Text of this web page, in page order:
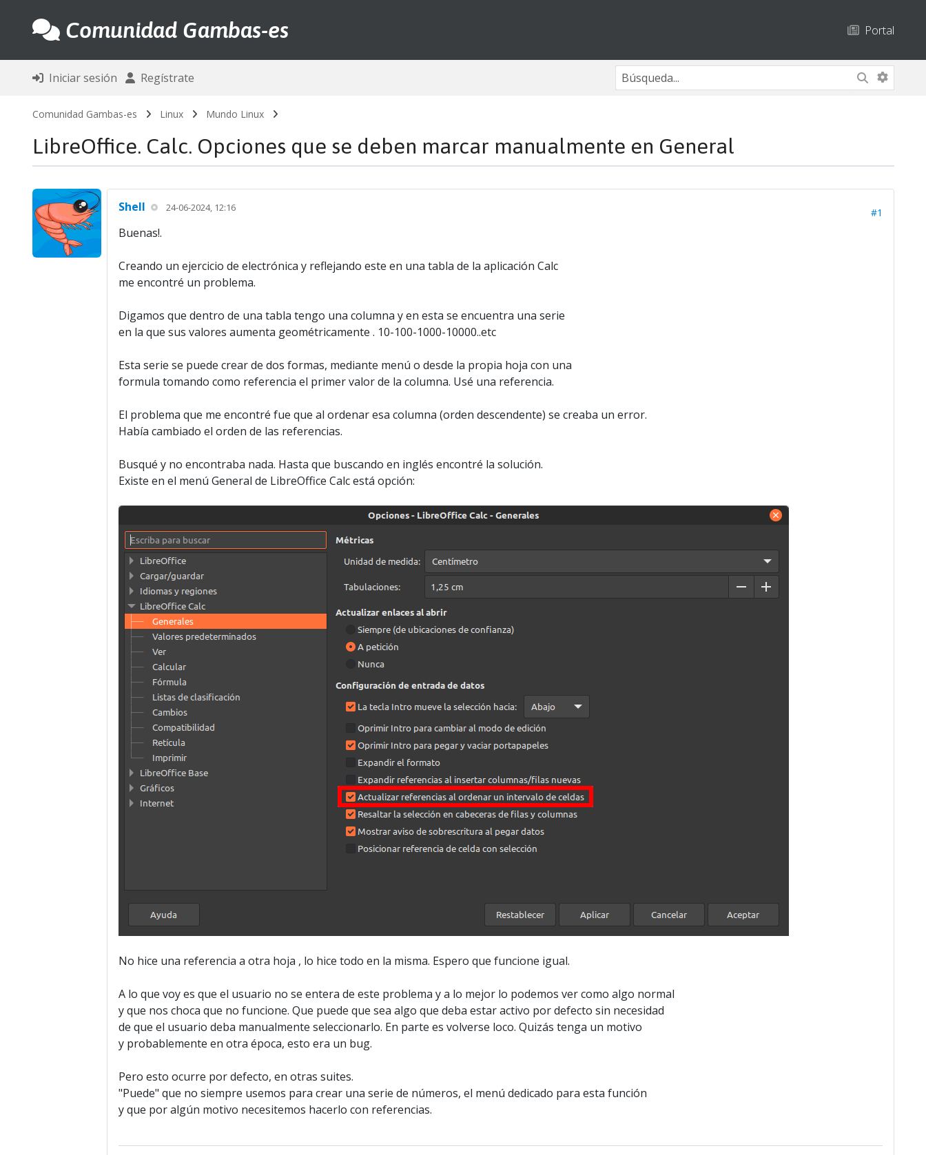
Comunidad Gambas-es Portal
Iniciar sesión Regístrate
Comunidad Gambas-es Linux Mundo Linux
LibreOffice. Calc. Opciones que se deben marcar manualmente en General
Shell 24-06-2024, 12:16 #1
Buenas!.
Creando un ejercicio de electrónica y reflejando este en una tabla de la aplicación Calc
me encontré un problema.
Digamos que dentro de una tabla tengo una columna y en esta se encuentra una serie
en la que sus valores aumenta geométricamente . 10-100-1000-10000..etc
Esta serie se puede crear de dos formas, mediante menú o desde la propia hoja con una
formula tomando como referencia el primer valor de la columna. Usé una referencia.
El problema que me encontré fue que al ordenar esa columna (orden descendente) se creaba un error.
Había cambiado el orden de las referencias.
Busqué y no encontraba nada. Hasta que buscando en inglés encontré la solución.
Existe en el menú General de LibreOffice Calc está opción:
No hice una referencia a otra hoja , lo hice todo en la misma. Espero que funcione igual.
A lo que voy es que el usuario no se entera de este problema y a lo mejor lo podemos ver como algo normal
y que nos choca que no funcione. Que puede que sea algo que deba estar activo por defecto sin necesidad
de que el usuario deba manualmente seleccionarlo. En parte es volverse loco. Quizás tenga un motivo
y probablemente en otra época, esto era un bug.
Pero esto ocurre por defecto, en otras suites.
"Puede" que no siempre usemos para crear una serie de números, el menú dedicado para esta función
y que por algún motivo necesitemos hacerlo con referencias.